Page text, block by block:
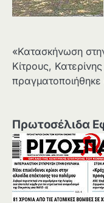
«Κατασκήνωση
Κίτρους,
πραγματοποιήθηκε
Πρωτοσέλιδα